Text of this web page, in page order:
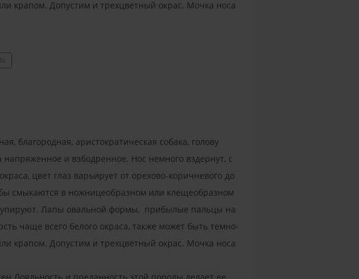
крапом. Допустим и трехцветный окрас. Мочка носа
благородная, аристократическая собака, голову
напряженное и взбодренное. Нос немного вздернут, с
цвет глаз варьирует от орехово-коричневого до
смыкаются в ножницеобразном или клещеобразном
Лапы овальной формы, прибылые пальцы на
чаще всего белого окраса, также может быть темно-
крапом. Допустим и трехцветный окрас. Мочка носа